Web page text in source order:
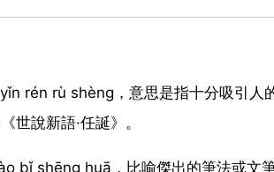
rén rù shèng，意思是指十分吸引人
世說新語·任誕》。
bǐ shēng huā，比喻傑出的筆法或文